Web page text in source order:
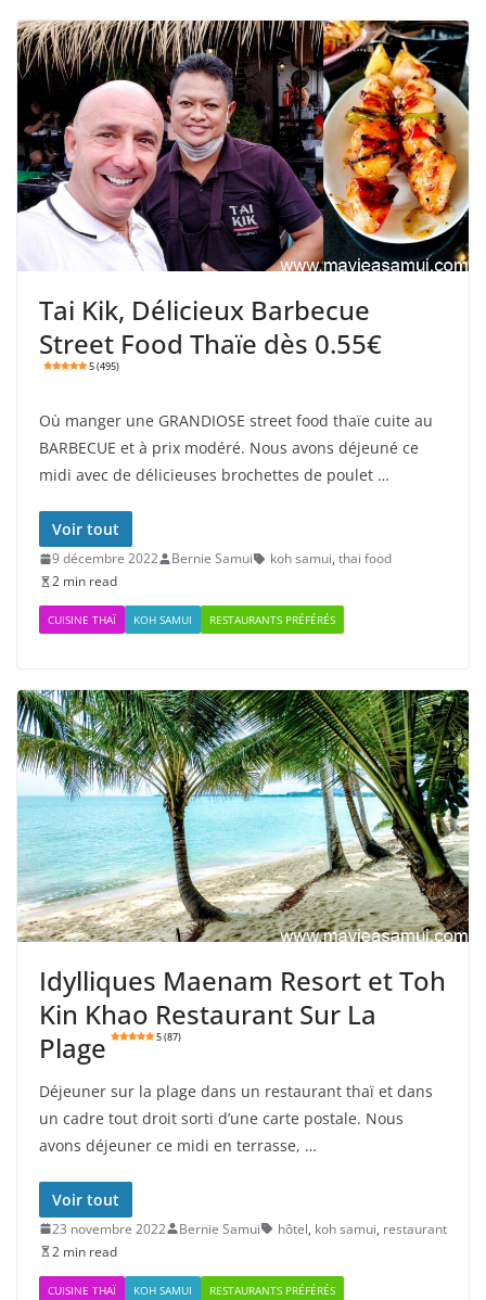
Tai Kik, Délicieux Barbecue
Street Food Thaïe dès 0.55€
5 (495)
Où manger une GRANDIOSE street food thaïe cuite au
BARBECUE et à prix modéré. Nous avons déjeuné ce
midi avec de délicieuses brochettes de poulet …
Voir tout
9 décembre 2022 Bernie Samui koh samui, thai food
2 min read
CUISINE THAÏ KOH SAMUI RESTAURANTS PRÉFÉRÉS
Idylliques Maenam Resort et Toh
Kin Khao Restaurant Sur La
Plage
5 (87)
Déjeuner sur la plage dans un restaurant thaï et dans
un cadre tout droit sorti d’une carte postale. Nous
avons déjeuner ce midi en terrasse, …
Voir tout
23 novembre 2022 Bernie Samui hôtel, koh samui, restaurant
2 min read
CUISINE THAÏ KOH SAMUI RESTAURANTS PRÉFÉRÉS